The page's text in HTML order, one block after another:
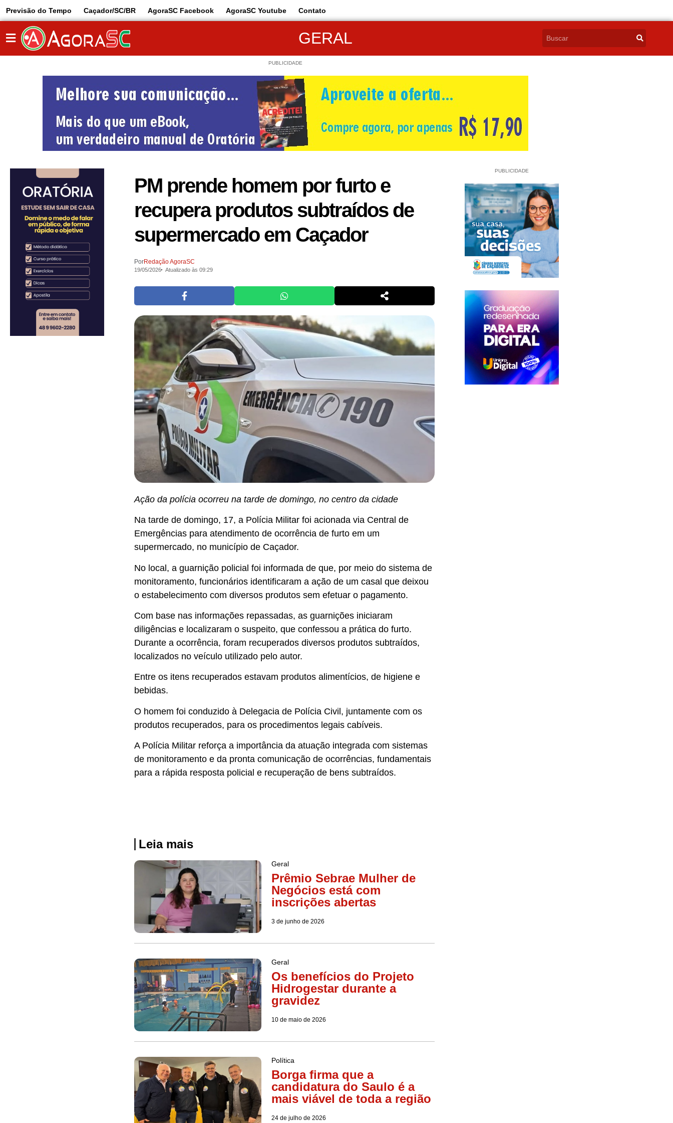
Previsão do Tempo Caçador/SC/BR AgoraSC Facebook AgoraSC Youtube Contato
GERAL
PUBLICIDADE
PM prende homem por furto e
recupera produtos subtraídos de
supermercado em Caçador
PorRedação AgoraSC
19/05/2026 Atualizado às 09:29
Ação da polícia ocorreu na tarde de domingo, no centro da cidade
Na tarde de domingo, 17, a Polícia Militar foi acionada via Central de
Emergências para atendimento de ocorrência de furto em um
supermercado, no município de Caçador.
No local, a guarnição policial foi informada de que, por meio do sistema de
monitoramento, funcionários identificaram a ação de um casal que deixou
o estabelecimento com diversos produtos sem efetuar o pagamento.
Com base nas informações repassadas, as guarnições iniciaram
diligências e localizaram o suspeito, que confessou a prática do furto.
Durante a ocorrência, foram recuperados diversos produtos subtraídos,
localizados no veículo utilizado pelo autor.
Entre os itens recuperados estavam produtos alimentícios, de higiene e
bebidas.
O homem foi conduzido à Delegacia de Polícia Civil, juntamente com os
produtos recuperados, para os procedimentos legais cabíveis.
A Polícia Militar reforça a importância da atuação integrada com sistemas
de monitoramento e da pronta comunicação de ocorrências, fundamentais
para a rápida resposta policial e recuperação de bens subtraídos.
Leia mais
Geral
Prêmio Sebrae Mulher de
Negócios está com
inscrições abertas
3 de junho de 2026
Geral
Os benefícios do Projeto
Hidrogestar durante a
gravidez
10 de maio de 2026
Política
Borga firma que a
candidatura do Saulo é a
mais viável de toda a região
24 de julho de 2026
PUBLICIDADE